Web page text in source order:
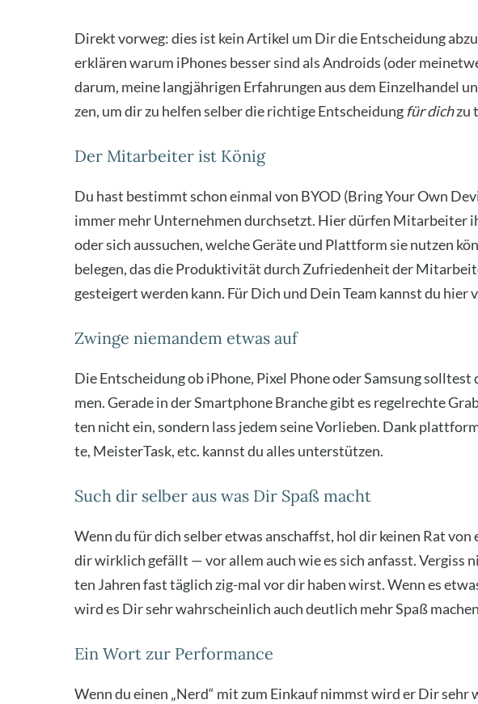
Direkt vor­weg: dies ist kein Arti­kel um Dir die Ent­schei­dung
erklä­ren war­um iPho­nes bes­ser sind als Andro­ids (oder
dar­um, mei­ne lang­jäh­ri­gen Erfah­run­gen aus dem Ein­zel­han­del
zen, um dir zu hel­fen sel­ber die rich­ti­ge Ent­schei­dung für dichzu
Der Mitarbeiter ist König
Du hast bestimmt schon ein­mal von BYOD (Bring Your Own
immer mehr Unter­neh­men durch­setzt. Hier dür­fen Mit­ar­bei­ter
oder sich aus­su­chen, wel­che Gerä­te und Platt­form sie nut­zen
bele­gen, das die Pro­duk­ti­vi­tät durch Zufrie­den­heit der
gestei­gert wer­den kann. Für Dich und Dein Team kannst du hier
Zwinge niemandem etwas auf
Die Ent­schei­dung ob iPho­ne, Pixel Pho­ne oder Sam­sung
men. Gera­de in der Smart­phone Bran­che gibt es regel­rech­te
ten nicht ein, son­dern lass jedem sei­ne Vor­lie­ben. Dank
te, Meis­ter­Task, etc. kannst du alles unter­stüt­zen.
Such dir selber aus was Dir Spaß macht
Wenn du für dich sel­ber etwas anschaffst, hol dir kei­nen Rat von
dir wirk­lich gefällt — vor allem auch wie es sich anfasst. Ver­giss
ten Jah­ren fast täg­lich zig-mal vor dir haben wirst. Wenn es
wird es Dir sehr wahr­schein­lich auch deut­lich mehr Spaß
Ein Wort zur Performance
Wenn du einen „Nerd“ mit zum Ein­kauf nimmst wird er Dir sehr